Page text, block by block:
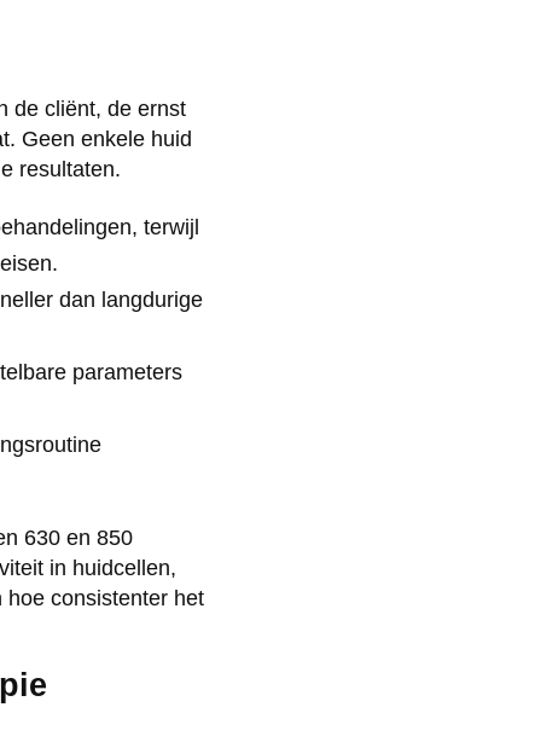
de cliënt, de ernst
Geen enkele huid
resultaten.
terwijl
dan langdurige
parameters
630 en 850
in huidcellen,
consistenter het